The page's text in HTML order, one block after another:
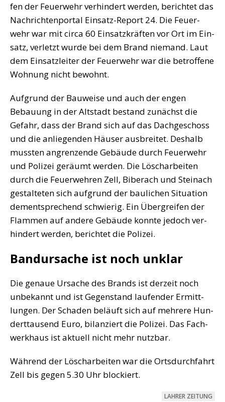
fen der Feu­er­wehr ver­hin­dert wer­den, berich­tet das
Nach­rich­ten­por­tal Ein­satz-Report 24. Die Feu­er­
wehr war mit cir­ca 60 Ein­satz­kräf­ten vor Ort im Ein­
satz, ver­letzt wur­de bei dem Brand nie­mand. Laut
dem Ein­satz­lei­ter der Feu­er­wehr war die betrof­fe­ne
Woh­nung nicht bewohnt.
Auf­grund der Bau­wei­se und auch der engen
Bebau­ung in der Alt­stadt bestand zunächst die
Gefahr, dass der Brand sich auf das Dach­ge­schoss
und die anlie­gen­den Häu­ser aus­brei­tet. Des­halb
muss­ten angren­zen­de Gebäu­de durch Feu­er­wehr
und Poli­zei geräumt wer­den. Die Lösch­ar­bei­ten
durch die Feu­er­weh­ren Zell, Biber­ach und Stein­ach
gestal­te­ten sich auf­grund der bau­li­chen Situa­ti­on
dem­entspre­chend schwie­rig. Ein Über­grei­fen der
Flam­men auf ande­re Gebäu­de konn­te jedoch ver­
hin­dert wer­den, berich­tet die Polizei.
Bandursache ist noch unklar
Die genaue Ursa­che des Brands ist der­zeit noch
unbe­kannt und ist Gegen­stand lau­fen­der Ermitt­
lun­gen. Der Scha­den beläuft sich auf meh­re­re Hun­
dert­tau­send Euro, bilan­ziert die Poli­zei. Das Fach­
werk­haus ist aktu­ell nicht mehr nutzbar.
Wäh­rend der Lösch­ar­bei­ten war die Orts­durch­fahrt
Zell bis gegen 5.30 Uhr blockiert.
LAH­RER ZEITUNG